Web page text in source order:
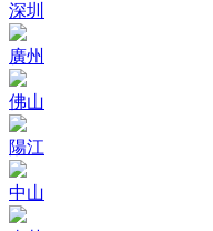
深圳
廣州
佛山
陽江
中山